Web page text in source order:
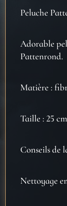
Peluche
Adorable
Pattenrond.
Matière :
Taille : 25 cm
Conseils de
Nettoyage